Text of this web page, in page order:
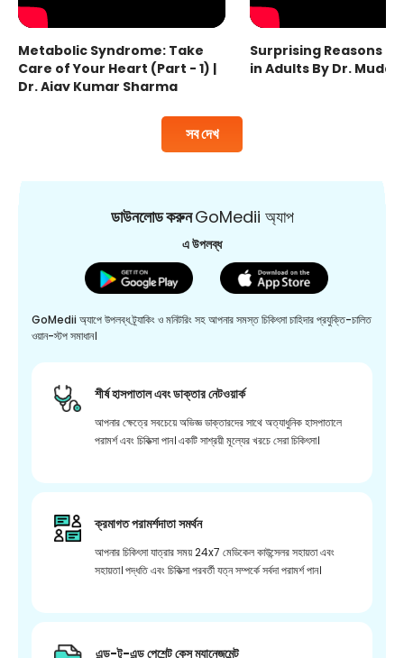
সব দেখ
Metabolic Syndrome: Take
Care of Your Heart (Part - 1) |
Dr. Ajay Kumar Sharma
Surprising Reasons
in Adults By Dr.
ডাউনলোড করুনGoMedii অ্যাপ
এ উপলব্ধ
GoMedii অ্যাপে উপলব্ধ ট্র্যাকিং ও মনিটরিং সহ আপনার সমস্ত চিকিৎসা চাহিদার প্রযুক্তি-চালিত
ওয়ান-স্টপ সমাধান।
শীর্ষ হাসপাতাল এবং ডাক্তার নেটওয়ার্ক
আপনার ক্ষেত্রে সবচেয়ে অভিজ্ঞ ডাক্তারদের সাথে অত্যাধুনিক হাসপাতালে
পরামর্শ এবং চিকিত্সা পান। একটি সাশ্রয়ী মূল্যের খরচে সেরা চিকিৎসা।
ক্রমাগত পরামর্শদাতা সমর্থন
আপনার চিকিৎসা যাত্রার সময় 24x7 মেডিকেল কাউন্সেলর সহায়তা এবং
সহায়তা। পদ্ধতি এবং চিকিত্সা পরবর্তী যত্ন সম্পর্কে সর্বদা পরামর্শ পান।
এন্ড-টু-এন্ড পেশেন্ট কেস ম্যানেজমেন্ট